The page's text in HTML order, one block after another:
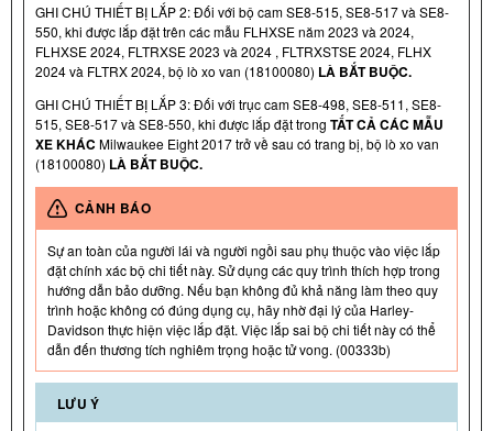
GHI CHÚ THIẾT BỊ LẮP 2: Đối với bộ cam SE8-515, SE8-517 và SE8-
550, khi được lắp đặt trên các mẫu FLHXSE năm 2023 và 2024,
FLHXSE 2024, FLTRXSE 2023 và 2024 , FLTRXSTSE 2024, FLHX
2024 và FLTRX 2024, bộ lò xo van (18100080) LÀ BẮT BUỘC.
GHI CHÚ THIẾT BỊ LẮP 3: Đối với trục cam SE8-498, SE8-511, SE8-
515, SE8-517 và SE8-550, khi được lắp đặt trong TẤT CẢ CÁC MẪU
XE KHÁC Milwaukee Eight 2017 trở về sau có trang bị, bộ lò xo van
(18100080) LÀ BẮT BUỘC.
CẢNH BÁO
Sự an toàn của người lái và người ngồi sau phụ thuộc vào việc lắp
đặt chính xác bộ chi tiết này. Sử dụng các quy trình thích hợp trong
hướng dẫn bảo dưỡng. Nếu bạn không đủ khả năng làm theo quy
trình hoặc không có đúng dụng cụ, hãy nhờ đại lý của Harley-
Davidson thực hiện việc lắp đặt. Việc lắp sai bộ chi tiết này có thể
dẫn đến thương tích nghiêm trọng hoặc tử vong. (00333b)
LƯU Ý